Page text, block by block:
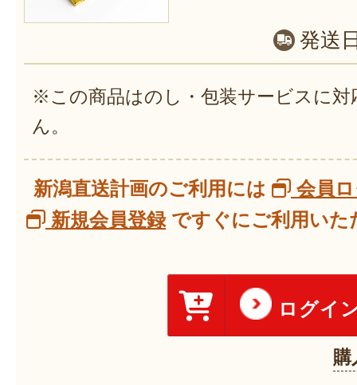
発送
※この商品はのし・包装サービスに対
ん。
新潟直送計画のご利用には
会員
新規会員登録ですぐにご利用いた
ログイ
購